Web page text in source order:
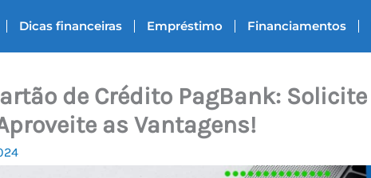
Dicas financeiras Empréstimo Financiamentos
de Crédito PagBank: Solicite
as Vantagens!